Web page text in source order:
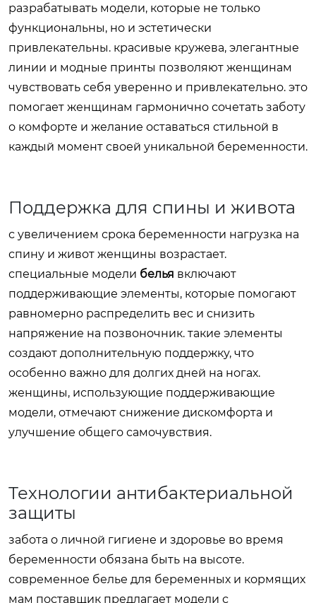
разрабатывать модели, которые не только
функциональны, но и эстетически
привлекательны. красивые кружева, элегантные
линии и модные принты позволяют женщинам
чувствовать себя уверенно и привлекательно. это
помогает женщинам гармонично сочетать заботу
о комфорте и желание оставаться стильной в
каждый момент своей уникальной беременности.
Поддержка для спины и живота
с увеличением срока беременности нагрузка на
спину и живот женщины возрастает.
специальные модели белья включают
поддерживающие элементы, которые помогают
равномерно распределить вес и снизить
напряжение на позвоночник. такие элементы
создают дополнительную поддержку, что
особенно важно для долгих дней на ногах.
женщины, использующие поддерживающие
модели, отмечают снижение дискомфорта и
улучшение общего самочувствия.
Технологии антибактериальной
защиты
забота о личной гигиене и здоровье во время
беременности обязана быть на высоте.
современное белье для беременных и кормящих
мам поставщик предлагает модели с